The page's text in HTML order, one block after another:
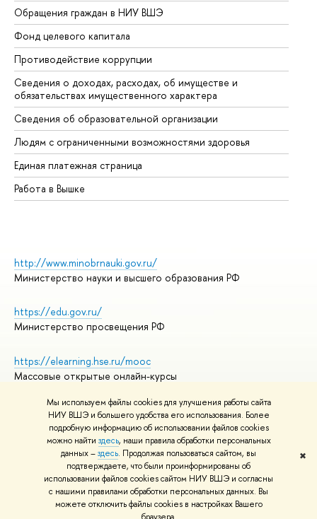
Мы используем файлы cookies для улучшения работы сайта
НИУ ВШЭ и большего удобства его использования. Более
подробную информацию об использовании файлов cookies
можно найти здесь, наши правила обработки персональных
данных –здесь. Продолжая пользоваться сайтом, вы
подтверждаете, что были проинформированы об
использовании файлов cookies сайтом НИУ ВШЭ и согласны
с нашими правилами обработки персональных данных. Вы
можете отключить файлы cookies в настройках Вашего
✖
Обращения граждан в НИУ ВШЭ
Фонд целевого капитала
Противодействие коррупции
Сведения о доходах, расходах, об имуществе и
обязательствах имущественного характера
Сведения об образовательной организации
Людям с ограниченными возможностями здоровья
Единая платежная страница
Работа в Вышке
http://www.minobrnauki.gov.ru/
Министерство науки и высшего образования РФ
https://edu.gov.ru/
Министерство просвещения РФ
https://elearning.hse.ru/mooc
Массовые открытые онлайн-курсы
© НИУ ВШЭ 1993–2026
Адреса и контакты
Условия использования материалов
Политика конфиденциальности
Правила применения рекомендательных технологий в НИУ ВШЭ
Карта сайта